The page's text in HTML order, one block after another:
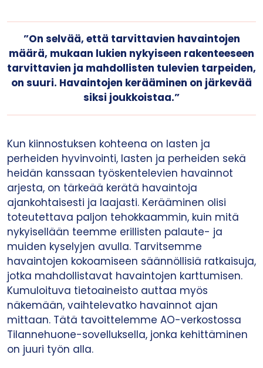
”On selvää, että tarvittavien havaintojen
määrä, mukaan lukien nykyiseen rakenteeseen
tarvittavien ja mahdollisten tulevien tarpeiden,
on suuri. Havaintojen kerääminen on järkevää
siksi joukkoistaa.”
Kun kiinnostuksen kohteena on lasten ja
perheiden hyvinvointi, lasten ja perheiden sekä
heidän kanssaan työskentelevien havainnot
arjesta, on tärkeää kerätä havaintoja
ajankohtaisesti ja laajasti. Kerääminen olisi
toteutettava paljon tehokkaammin, kuin mitä
nykyisellään teemme erillisten palaute- ja
muiden kyselyjen avulla. Tarvitsemme
havaintojen kokoamiseen säännöllisiä ratkaisuja,
jotka mahdollistavat havaintojen karttumisen.
Kumuloituva tietoaineisto auttaa myös
näkemään, vaihtelevatko havainnot ajan
mittaan. Tätä tavoittelemme AO-verkostossa
Tilannehuone-sovelluksella, jonka kehittäminen
on juuri työn alla.